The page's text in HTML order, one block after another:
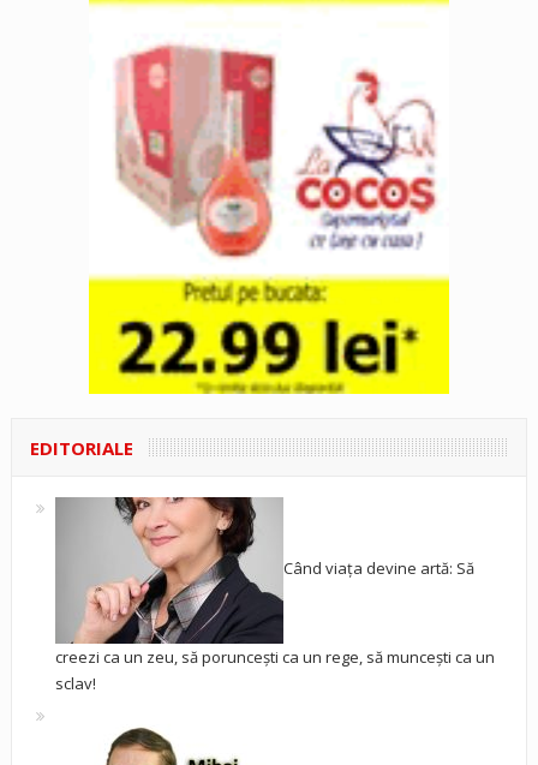
EDITORIALE
Când viața devine artă: Să
creezi ca un zeu, să poruncești ca un rege, să muncești ca un
sclav!